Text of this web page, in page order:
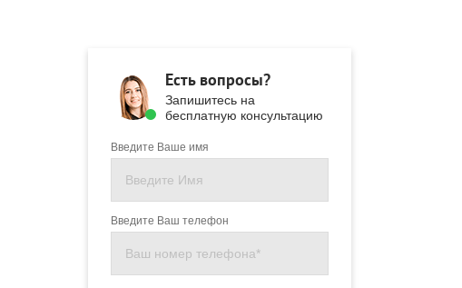
Есть вопросы?
Запишитесь на
бесплатную консультацию
Введите Ваше имя
Введите Ваш телефон